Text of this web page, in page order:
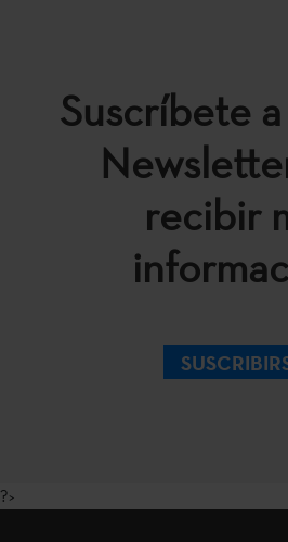
Suscríbete
recibir
?>